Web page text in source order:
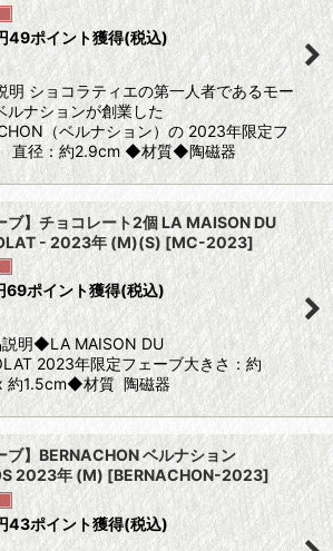
49ポイント獲得(税込)
ショコラティエの第一人者であるモー
ルナションが創業した
（ベルナション）の 2023年限定フ
直径：約2.9cm ◆材質◆陶磁器
ブ】チョコレート2個 LA MAISON DU
- 2023年 (M)(S)[MC-2023]
69ポイント獲得(税込)
明◆LA MAISON DU
2023年限定フェーブ大きさ：約
約1.5cm◆材質 陶磁器
ブ】BERNACHON ベルナション
2023年 (M)[BERNACHON-2023]
43ポイント獲得(税込)